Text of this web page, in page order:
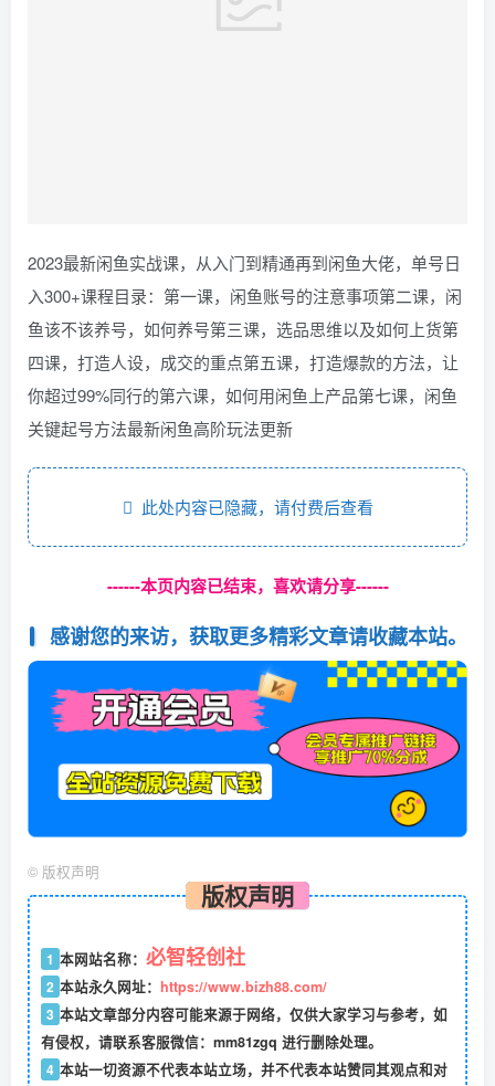
2023最新闲鱼实战课，从入门到精通再到闲鱼大佬，单号日
入300+课程目录：第一课，闲鱼账号的注意事项第二课，闲
鱼该不该养号，如何养号第三课，选品思维以及如何上货第
四课，打造人设，成交的重点第五课，打造爆款的方法，让
你超过99%同行的第六课，如何用闲鱼上产品第七课，闲鱼
关键起号方法最新闲鱼高阶玩法更新
此处内容已隐藏，请付费后查看
------本页内容已结束，喜欢请分享------
感谢您的来访，获取更多精彩文章请收藏本站。
© 版权声明
版权声明
1 本网站名称： 必智轻创社
2 本站永久网址： https://www.bizh88.com/
3 本站文章部分内容可能来源于网络，仅供大家学习与参考，如
有侵权，请联系客服微信：mm81zgq 进行删除处理。
4 本站一切资源不代表本站立场，并不代表本站赞同其观点和对